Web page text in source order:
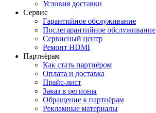
Условия доставки
Сервис
Гарантийное обслуживание
Послегарантийное обслуживание
Сервисный центр
Ремонт HDMI
Партнёрам
Как стать партнёром
Оплата и доставка
Прайс-лист
Заказ в регионы
Обращение к партнёрам
Рекламные материалы